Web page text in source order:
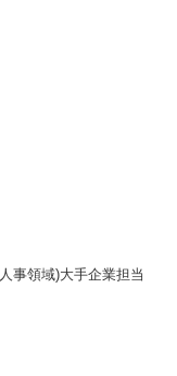
事領域)大手企業担当